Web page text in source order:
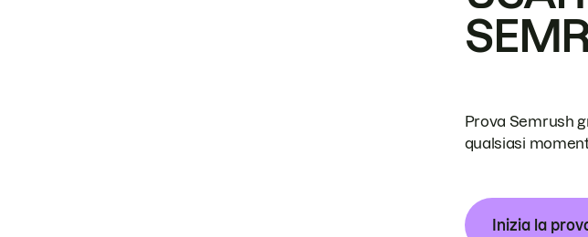
Prova Semrush
qualsiasi
Inizia la